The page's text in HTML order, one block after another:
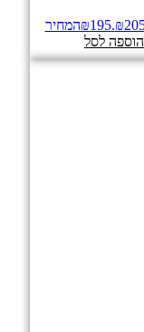
₪195
המחיר
הוספה לסל